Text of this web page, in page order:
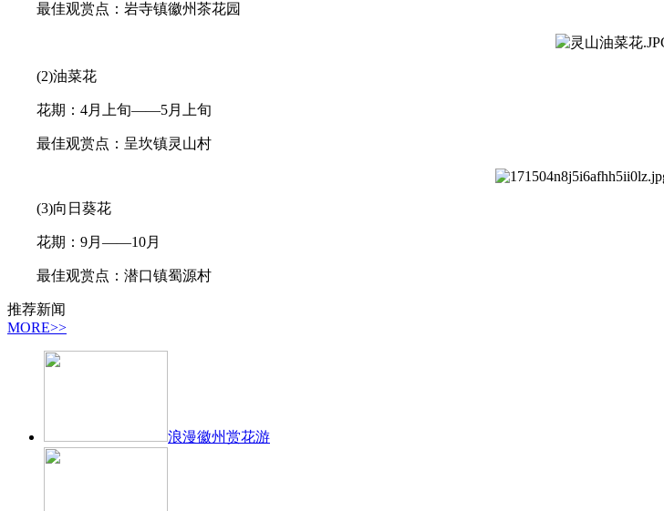
最佳观赏点：岩寺镇徽州茶花园
(2)油菜花
花期：4月上旬——5月上旬
最佳观赏点：呈坎镇灵山村
(3)向日葵花
花期：9月——10月
最佳观赏点：潜口镇蜀源村
推荐新闻
MORE>>
浪漫徽州赏花游